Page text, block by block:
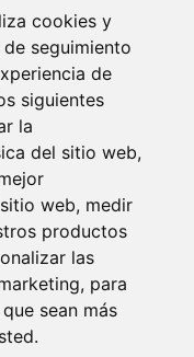
cookies y
seguimiento
de
siguientes
la
del sitio web,
web, medir
productos
las
, para
sean más
.